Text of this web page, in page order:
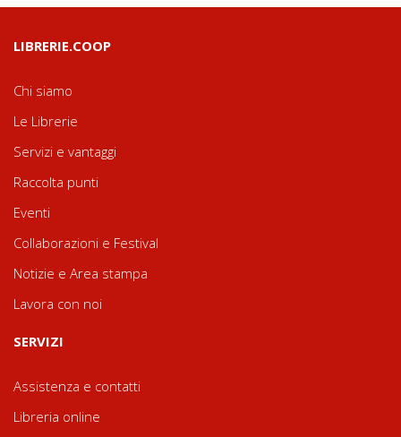
LIBRERIE.COOP
Chi siamo
Le Librerie
Servizi e vantaggi
Raccolta punti
Eventi
Collaborazioni e Festival
Notizie e Area stampa
Lavora con noi
SERVIZI
Assistenza e contatti
Libreria online